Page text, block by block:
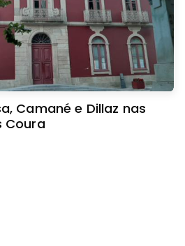
Camané e Dillaz nas
Coura